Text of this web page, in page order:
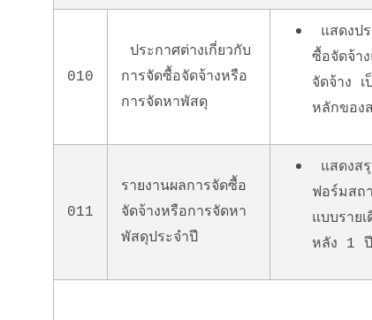
010
ประกาศต่างเกี่ยวกับ
การจัดซื้อจัดจ้างหรือ
การจัดหาพัสดุ
แสดงป
ซื้อจัดจ้า
จัดจ้าง
หลักของ
011
รายงานผลการจัดซื้อ
จัดจ้างหรือการจัดหา
พัสดุประจำปี
แสดงส
ฟอร์มสถ
แบบราย
หลัง 1